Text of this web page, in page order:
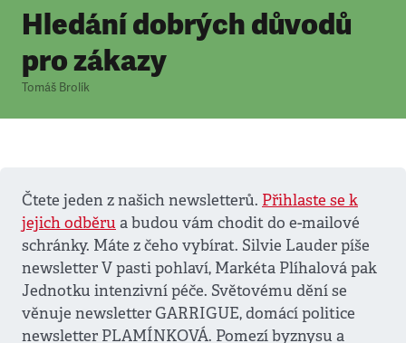
Hledání dobrých důvodů
pro zákazy
Tomáš Brolík
Čtete jeden z našich newsletterů. Přihlaste se k
jejich odběru a budou vám chodit do e-mailové
schránky. Máte z čeho vybírat. Silvie Lauder píše
newsletter V pasti pohlaví, Markéta Plíhalová pak
Jednotku intenzivní péče. Světovému dění se
věnuje newsletter GARRIGUE, domácí politice
newsletter PLAMÍNKOVÁ. Pomezí byznysu a